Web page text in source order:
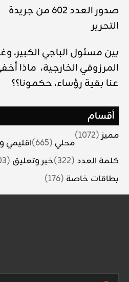
صدور العدد 602 من جريدة
التحرير
بين مسئول الباجي الكبير،
المرزوقي الخارجية، ماذا
عنا بقية رؤساء، حكمونا؟؟
أقسام
مميز(1072)
محلي (665) اقليمي
كلمة العدد (322) خبر وتعليق (203)
بطاقات خاصة (176)